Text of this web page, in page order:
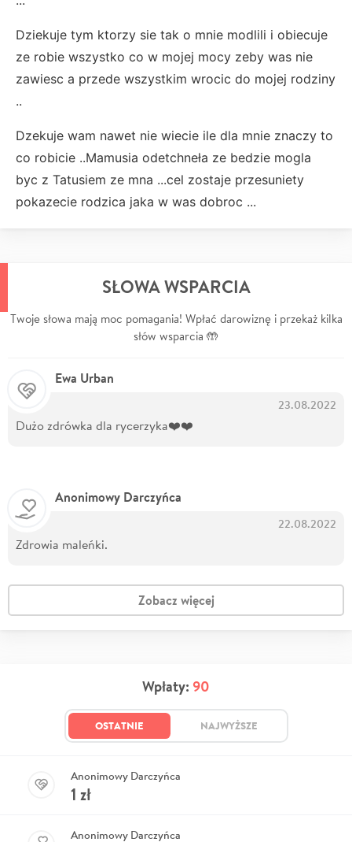
Dziekuje tym ktorzy sie tak o mnie modlili i obiecuje
ze robie wszystko co w mojej mocy zeby was nie
zawiesc a przede wszystkim wrocic do mojej rodziny
..
Dzekuje wam nawet nie wiecie ile dla mnie znaczy to
co robicie ..Mamusia odetchneła ze bedzie mogla
byc z Tatusiem ze mna ...cel zostaje przesuniety
pokazecie rodzica jaka w was dobroc ...
SŁOWA WSPARCIA
Twoje słowa mają moc pomagania! Wpłać darowiznę i przekaż kilka
słów wsparcia 🤲
Ewa Urban
23.08.2022
Dużo zdrówka dla rycerzyka❤️❤️
Anonimowy Darczyńca
22.08.2022
Zdrowia maleńki.
Zobacz więcej
Wpłaty: 90
OSTATNIE NAJWYŻSZE
Anonimowy Darczyńca
1 zł
Anonimowy Darczyńca